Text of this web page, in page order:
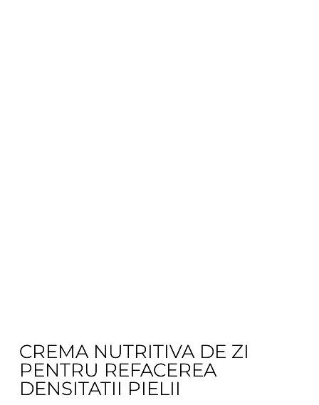
CREMA NUTRITIVA DE ZI
PENTRU REFACEREA
DENSITATII PIELII